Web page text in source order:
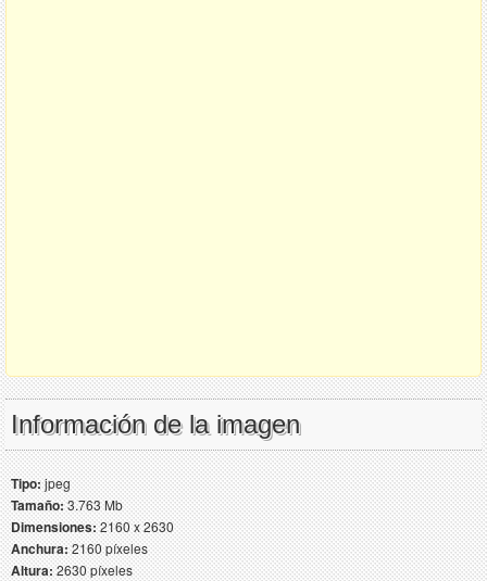
Información de la imagen
Tipo:jpeg
Tamaño:3.763 Mb
Dimensiones:2160 x 2630
Anchura:2160 píxeles
Altura:2630 píxeles